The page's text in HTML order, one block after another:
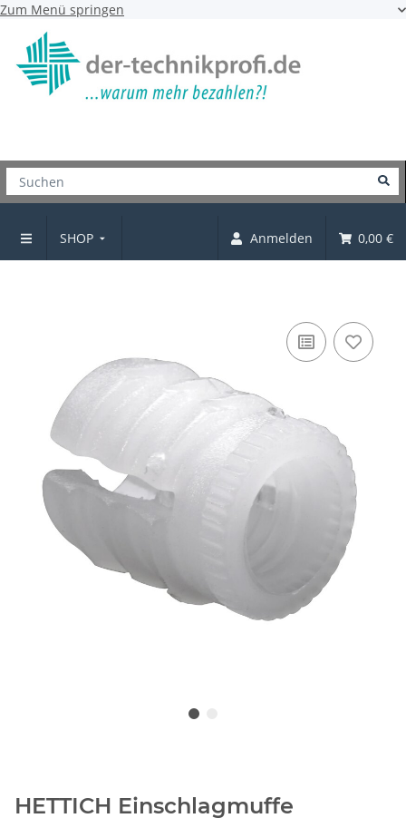
Zum Menü springen
SHOP Anmelden 0,00 €
Kunststoffmuffe
HETTICH Einschlagmuffe